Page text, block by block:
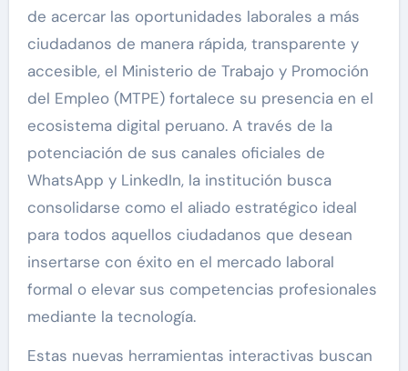
de acercar las oportunidades laborales a más
ciudadanos de manera rápida, transparente y
accesible, el Ministerio de Trabajo y Promoción
del Empleo (MTPE) fortalece su presencia en el
ecosistema digital peruano. A través de la
potenciación de sus canales oficiales de
WhatsApp y LinkedIn, la institución busca
consolidarse como el aliado estratégico ideal
para todos aquellos ciudadanos que desean
insertarse con éxito en el mercado laboral
formal o elevar sus competencias profesionales
mediante la tecnología.
Estas nuevas herramientas interactivas buscan